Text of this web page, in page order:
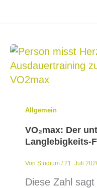
Allgemein
VO₂max: Der
Langlebigkeits-
VonStudium/21. Juli
Diese Zahl